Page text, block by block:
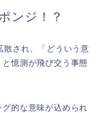
ンジ！？
散され、「どういう意
憶測が飛び交う事態
的な意味が込められ